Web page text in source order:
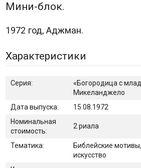
Мини-блок.
1972 год, Аджман.
Характеристики
Серия:
«Богородица с
Микеланджело
Дата выпуска:
15.08.1972
Номинальная
стоимость:
2 риала
Тематика:
Библейские
искусство